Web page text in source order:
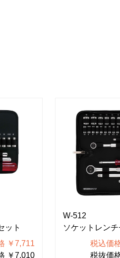
ット
￥7,711
￥7,010
W-512
ソケットレン
税込価
税抜価